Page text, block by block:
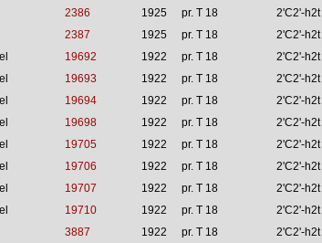
2386 1925 pr. T 18 2'C2'-h2t
2387 1925 pr. T 18 2'C2'-h2t
19692 1922 pr. T 18 2'C2'-h2t
19693 1922 pr. T 18 2'C2'-h2t
19694 1922 pr. T 18 2'C2'-h2t
19698 1922 pr. T 18 2'C2'-h2t
19705 1922 pr. T 18 2'C2'-h2t
19706 1922 pr. T 18 2'C2'-h2t
19707 1922 pr. T 18 2'C2'-h2t
19710 1922 pr. T 18 2'C2'-h2t
3887 1922 pr. T 18 2'C2'-h2t